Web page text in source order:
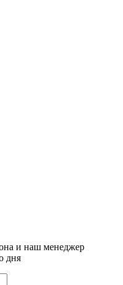
и наш менеджер
дня